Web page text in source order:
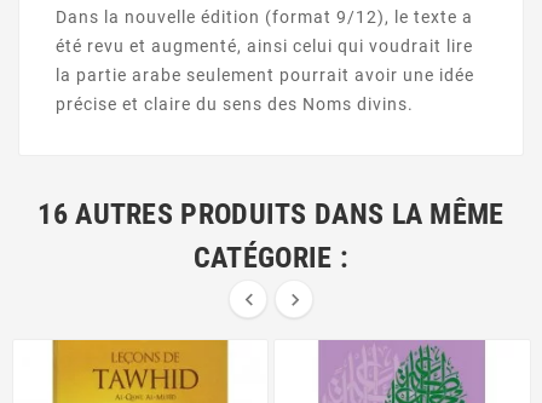
Dans la nouvelle édition (format 9/12), le texte a
été revu et augmenté, ainsi celui qui voudrait lire
la partie arabe seulement pourrait avoir une idée
précise et claire du sens des Noms divins.
16 AUTRES PRODUITS DANS LA MÊME
CATÉGORIE :
 